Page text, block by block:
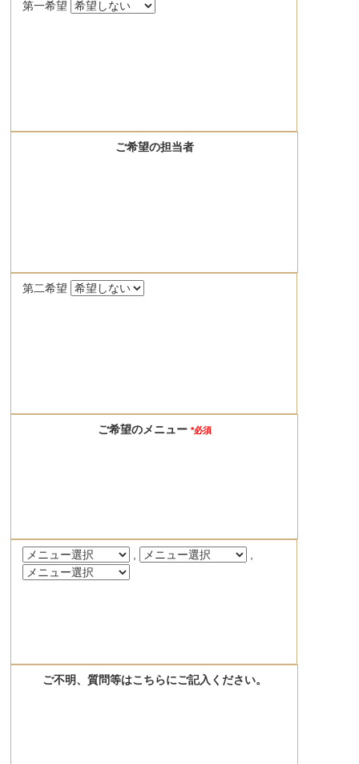
第一希望
ご希望の担当者
第二希望
ご希望のメニュー *必須
ご不明、質問等はこちらにご記入ください。